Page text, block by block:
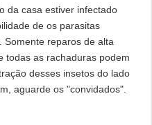
da casa estiver infectado
de os parasitas
Somente reparos de alta
todas as rachaduras podem
desses insetos do lado
aguarde os "convidados".